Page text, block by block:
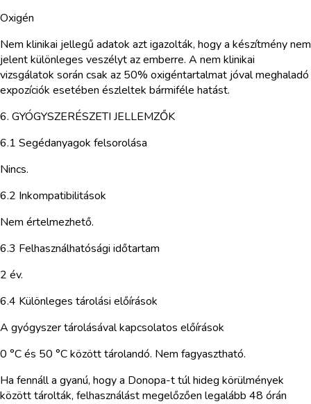
Oxigén
Nem klinikai jellegű adatok azt igazolták, hogy a készítmény nem
jelent különleges veszélyt az emberre. A nem klinikai
vizsgálatok során csak az 50% oxigéntartalmat jóval meghaladó
expozíciók esetében észleltek bármiféle hatást.
6. GYÓGYSZERÉSZETI JELLEMZŐK
6.1 Segédanyagok felsorolása
Nincs.
6.2 Inkompatibilitások
Nem értelmezhető.
6.3 Felhasználhatósági időtartam
2 év.
6.4 Különleges tárolási előírások
A gyógyszer tárolásával kapcsolatos előírások
0 °C és 50 °C között tárolandó. Nem fagyasztható.
Ha fennáll a gyanú, hogy a Donopa-t túl hideg körülmények
között tárolták, felhasználást megelőzően legalább 48 órán